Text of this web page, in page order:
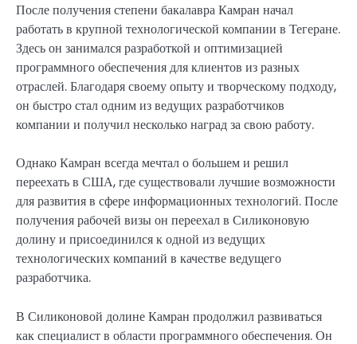
После получения степени бакалавра Камран начал
работать в крупной технологической компании в Тегеране.
Здесь он занимался разработкой и оптимизацией
программного обеспечения для клиентов из разных
отраслей. Благодаря своему опыту и творческому подходу,
он быстро стал одним из ведущих разработчиков
компании и получил несколько наград за свою работу.
Однако Камран всегда мечтал о большем и решил
переехать в США, где существовали лучшие возможности
для развития в сфере информационных технологий. После
получения рабочей визы он переехал в Силиконовую
долину и присоединился к одной из ведущих
технологических компаний в качестве ведущего
разработчика.
В Силиконовой долине Камран продолжил развиваться
как специалист в области программного обеспечения. Он